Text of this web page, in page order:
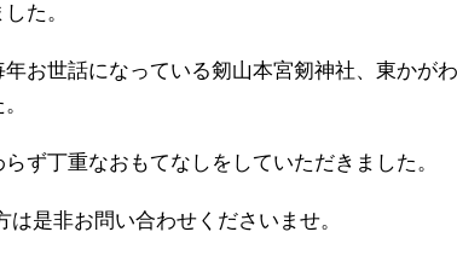
た。
お世話になっている剱山本宮剱神社、東かが
ず丁重なおもてなしをしていただきました。
是非お問い合わせくださいませ。